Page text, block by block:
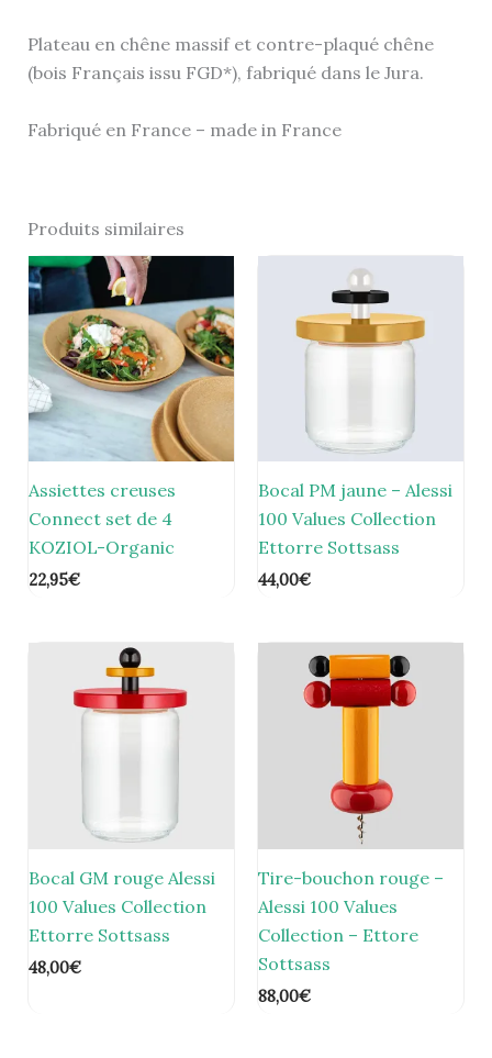
Plateau en chêne massif et contre-plaqué chêne
(bois Français issu FGD*), fabriqué dans le Jura.
Fabriqué en France – made in France
Produits similaires
Assiettes creuses
Connect set de 4
KOZIOL-Organic
22,95€
Bocal PM jaune – Alessi
100 Values Collection
Ettorre Sottsass
44,00€
Bocal GM rouge Alessi
100 Values Collection
Ettorre Sottsass
48,00€
Tire-bouchon rouge –
Alessi 100 Values
Collection – Ettore
Sottsass
88,00€